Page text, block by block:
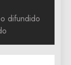
difundido